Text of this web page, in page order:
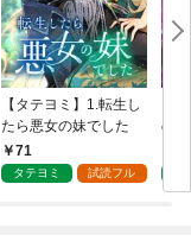
【タテヨミ】1.転生し
たら悪女の妹でした
71
タテヨミ 試読フル
の